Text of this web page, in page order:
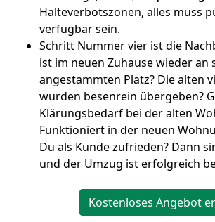
Halteverbotszonen, alles muss
verfügbar sein.
Schritt Nummer vier ist die
ist im neuen Zuhause wieder an
angestammten Platz? Die alten
wurden besenrein übergeben?
Klärungsbedarf bei der alten
Funktioniert in der neuen
Du als Kunde zufrieden? Dann
und der Umzug ist erfolgreich
Kostenloses Angebot